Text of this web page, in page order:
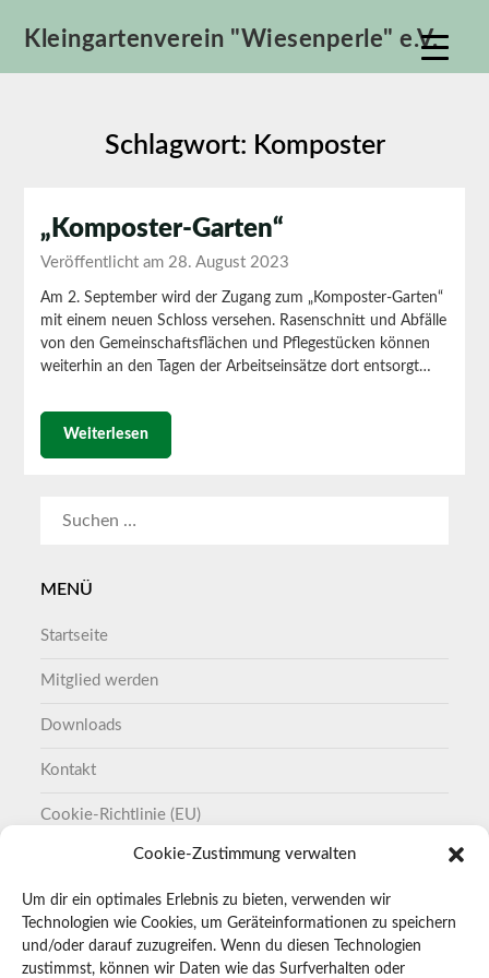
Cookie-Zustimmung verwalten
Um dir ein optimales Erlebnis zu bieten, verwenden wir
Technologien wie Cookies, um Geräteinformationen zu speichern
und/oder darauf zuzugreifen. Wenn du diesen Technologien
zustimmst, können wir Daten wie das Surfverhalten oder
content
Kleingartenverein "Wiesenperle" e.V.
Schlagwort: Komposter
„Komposter-Garten“
Veröffentlicht am 28. August 2023
Am 2. September wird der Zugang zum „Komposter-Garten“
mit einem neuen Schloss versehen. Rasenschnitt und Abfälle
von den Gemeinschaftsflächen und Pflegestücken können
weiterhin an den Tagen der Arbeitseinsätze dort entsorgt…
Weiterlesen
MENÜ
Startseite
Mitglied werden
Downloads
Kontakt
Cookie-Richtlinie (EU)
Datenschutzerklärung
Impressum